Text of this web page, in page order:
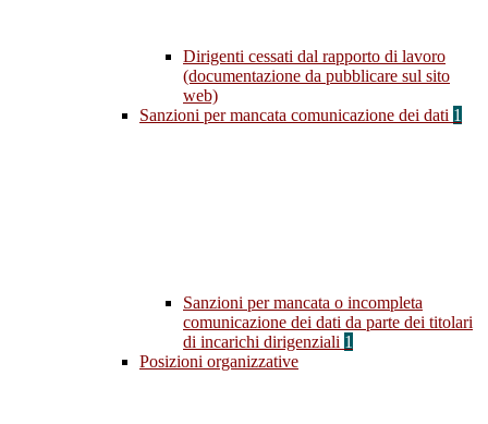
Dirigenti cessati dal rapporto di lavoro
(documentazione da pubblicare sul sito
web)
Sanzioni per mancata comunicazione dei dati 1
Sanzioni per mancata o incompleta
comunicazione dei dati da parte dei titolari
di incarichi dirigenziali 1
Posizioni organizzative